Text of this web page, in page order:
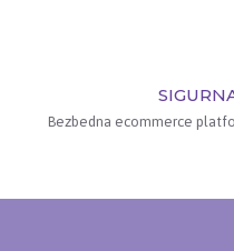
Bezbedna ecommerce